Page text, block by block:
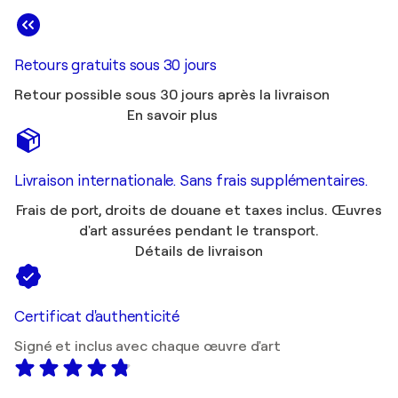
Retours gratuits sous 30 jours
Retour possible sous 30 jours après la livraison
En savoir plus
Livraison internationale. Sans frais supplémentaires.
Frais de port, droits de douane et taxes inclus. Œuvres
d'art assurées pendant le transport.
Détails de livraison
Certificat d'authenticité
Signé et inclus avec chaque œuvre d'art